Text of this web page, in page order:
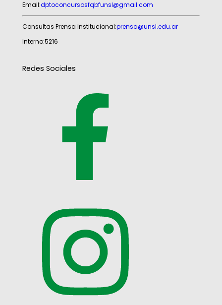
Email:dptoconcursosfqbfunsl@gmail.com
Consultas Prensa Institucional:prensa@unsl.edu.ar
Interno:5216
Redes Sociales